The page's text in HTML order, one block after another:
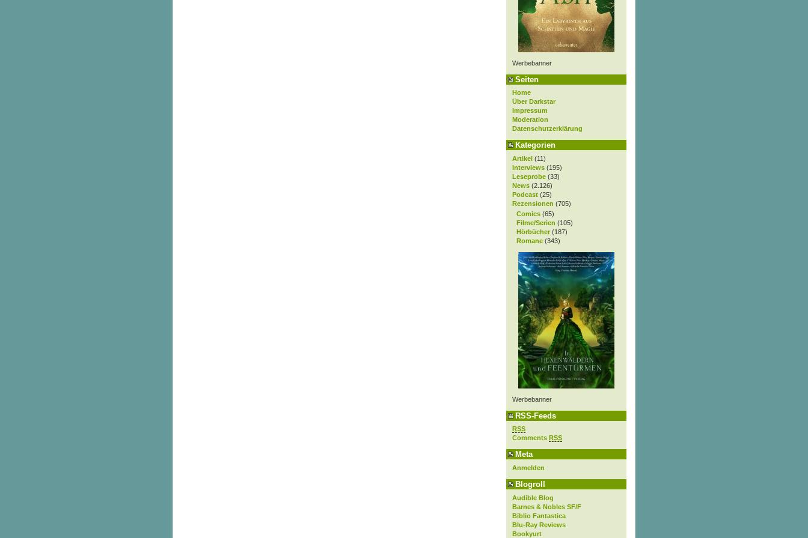
Werbebanner
Seiten
Home
Über Darkstar
Impressum
Moderation
Datenschutzerklärung
Kategorien
Artikel (11)
Interviews (195)
Leseprobe (33)
News (2.126)
Podcast (25)
Rezensionen (705)
Comics (65)
Filme/Serien (105)
Hörbücher (187)
Romane (343)
Werbebanner
RSS-Feeds
RSS
Comments RSS
Meta
Anmelden
Blogroll
Audible Blog
Barnes & Nobles SF/F
Biblio Fantastica
Blu-Ray Reviews
Bookyurt